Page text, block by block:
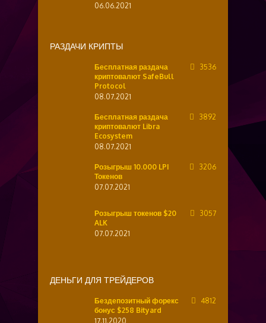
06.06.2021
РАЗДАЧИ КРИПТЫ
Бесплатная раздача
криптовалют SafeBull
Protocol
08.07.2021
3536
Бесплатная раздача
криптовалют Libra
Ecosystem
08.07.2021
3892
Розыгрыш 10.000 LPI
Токенов
07.07.2021
3206
Розыгрыш токенов $20
ALK
07.07.2021
3057
ДЕНЬГИ ДЛЯ ТРЕЙДЕРОВ
Бездепозитный форекс
бонус $258 Bityard
17.11.2020
4812